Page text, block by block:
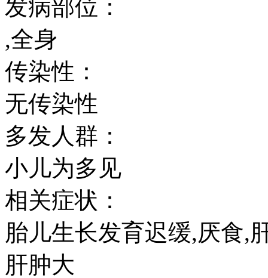
发病部位：
,全身
传染性：
无传染性
多发人群：
小儿为多见
相关症状：
胎儿生长发育迟缓,厌食,
肝肿大